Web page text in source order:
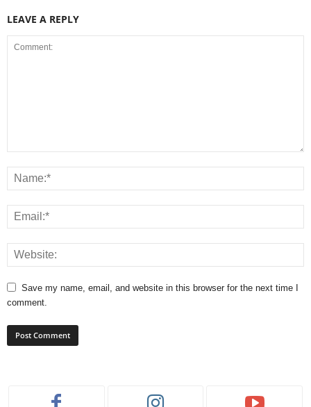
LEAVE A REPLY
Save my name, email, and website in this browser for the next time I
comment.